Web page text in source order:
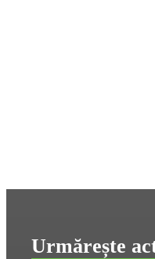
Urmărește